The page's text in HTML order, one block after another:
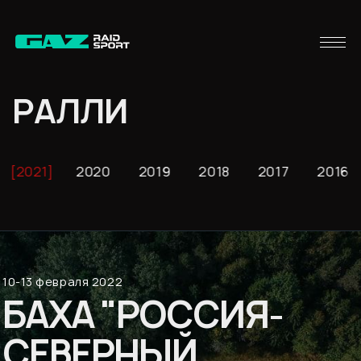
РАЛЛИ
2021 2020 2019 2018 2017 2016
10-13 февраля 2022
БАХА "РОССИЯ-